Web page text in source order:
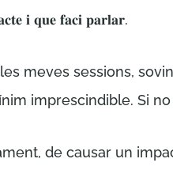
𝐢 𝐪𝐮𝐞 𝐟𝐚𝐜𝐢 𝐩𝐚𝐫𝐥𝐚𝐫.
meves sessions,
imprescindible.
de causar un